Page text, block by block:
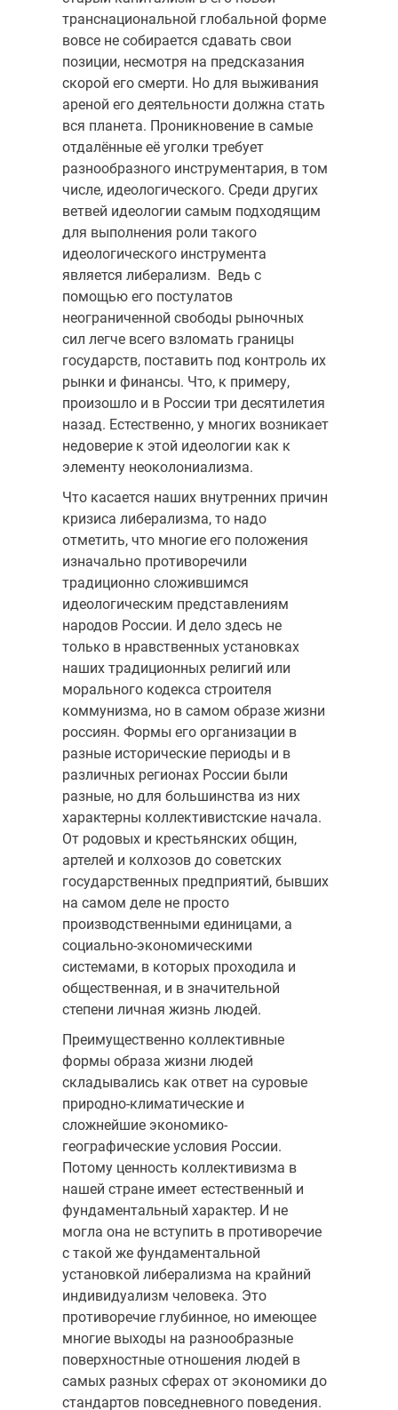
транснациональной глобальной форме
вовсе не собирается сдавать свои
позиции, несмотря на предсказания
скорой его смерти. Но для выживания
ареной его деятельности должна стать
вся планета. Проникновение в самые
отдалённые её уголки требует
разнообразного инструментария, в том
числе, идеологического. Среди других
ветвей идеологии самым подходящим
для выполнения роли такого
идеологического инструмента
является либерализм. Ведь с
помощью его постулатов
неограниченной свободы рыночных
сил легче всего взломать границы
государств, поставить под контроль их
рынки и финансы. Что, к примеру,
произошло и в России три десятилетия
назад. Естественно, у многих возникает
недоверие к этой идеологии как к
элементу неоколониализма.
Что касается наших внутренних причин
кризиса либерализма, то надо
отметить, что многие его положения
изначально противоречили
традиционно сложившимся
идеологическим представлениям
народов России. И дело здесь не
только в нравственных установках
наших традиционных религий или
морального кодекса строителя
коммунизма, но в самом образе жизни
россиян. Формы его организации в
разные исторические периоды и в
различных регионах России были
разные, но для большинства из них
характерны коллективистские начала.
От родовых и крестьянских общин,
артелей и колхозов до советских
государственных предприятий, бывших
на самом деле не просто
производственными единицами, а
социально-экономическими
системами, в которых проходила и
общественная, и в значительной
степени личная жизнь людей.
Преимущественно коллективные
формы образа жизни людей
складывались как ответ на суровые
природно-климатические и
сложнейшие экономико-
географические условия России.
Потому ценность коллективизма в
нашей стране имеет естественный и
фундаментальный характер. И не
могла она не вступить в противоречие
с такой же фундаментальной
установкой либерализма на крайний
индивидуализм человека. Это
противоречие глубинное, но имеющее
многие выходы на разнообразные
поверхностные отношения людей в
самых разных сферах от экономики до
стандартов повседневного поведения.